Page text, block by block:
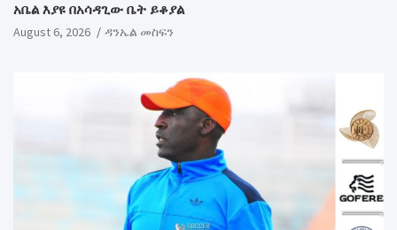
አቤል እያዩ በአሳዳጊው ቤት ይቆያል
August 6, 2026 ዳንኤል መስፍን